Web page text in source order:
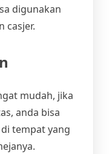
digunakan
casjer.
mudah, jika
anda bisa
tempat yang